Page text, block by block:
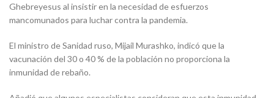
Ghebreyesus al insistir en la necesidad de esfuerzos
mancomunados para luchar contra la pandemia.
El ministro de Sanidad ruso, Mijaíl Murashko, indicó que la
vacunación del 30 o 40 % de la población no proporciona la
inmunidad de rebaño.